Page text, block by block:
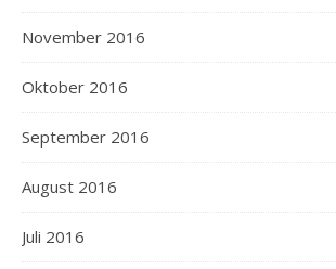
November 2016
Oktober 2016
September 2016
August 2016
Juli 2016